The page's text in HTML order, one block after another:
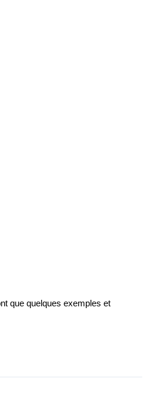
que quelques exemples et